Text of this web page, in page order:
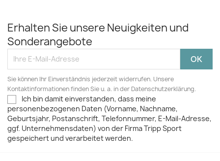
Erhalten Sie unsere Neuigkeiten und
Sonderangebote
Sie können Ihr Einverständnis jederzeit widerrufen. Unsere
Kontaktinformationen finden Sie u. a. in der Datenschutzerklärung.
Ich bin damit einverstanden, dass meine
personenbezogenen Daten (Vorname, Nachname,
Geburtsjahr, Postanschrift, Telefonnummer, E-Mail-Adresse,
ggf. Unternehmensdaten) von der Firma Tripp Sport
gespeichert und verarbeitet werden.